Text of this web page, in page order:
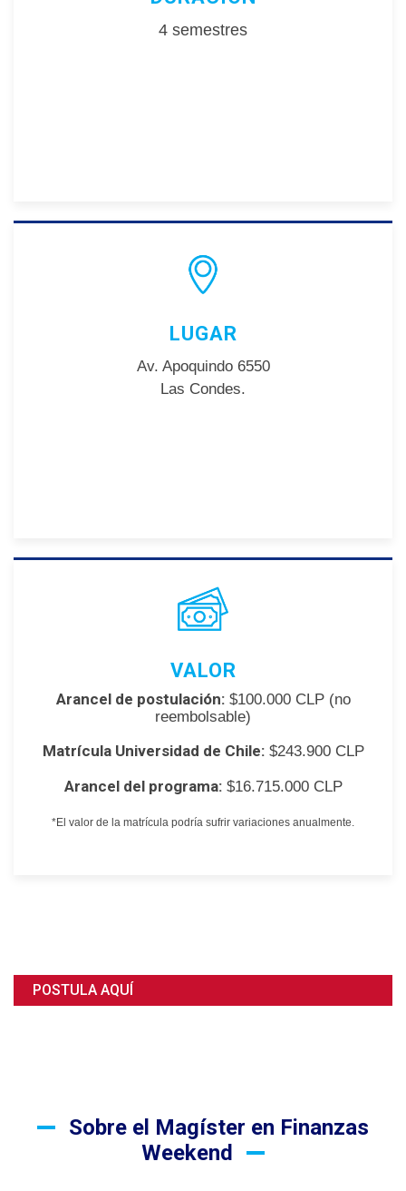
4 semestres
LUGAR
Av. Apoquindo 6550
Las Condes.
VALOR
Arancel de postulación:$100.000 CLP (no
reembolsable)
Matrícula Universidad de Chile:$243.900 CLP
Arancel del programa:$16.715.000 CLP
*El valor de la matrícula podría sufrir variaciones anualmente.
POSTULA AQUÍ
Sobre el Magíster en Finanzas
Weekend